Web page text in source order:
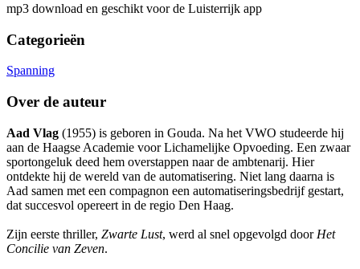
mp3 download en geschikt voor de Luisterrijk app
Categorieën
Spanning
Over de auteur
Aad Vlag (1955) is geboren in Gouda. Na het VWO studeerde hij
aan de Haagse Academie voor Lichamelijke Opvoeding. Een zwaar
sportongeluk deed hem overstappen naar de ambtenarij. Hier
ontdekte hij de wereld van de automatisering. Niet lang daarna is
Aad samen met een compagnon een automatiseringsbedrijf gestart,
dat succesvol opereert in de regio Den Haag.
Zijn eerste thriller, Zwarte Lust, werd al snel opgevolgd door Het
Concilie van Zeven.